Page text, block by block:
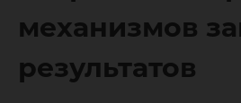
механизмов
результатов